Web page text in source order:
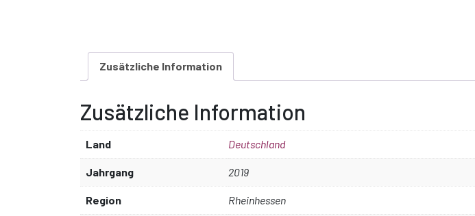
Zusätzliche Information
Zusätzliche Information
Land Deutschland
Jahrgang 2019
Region Rheinhessen